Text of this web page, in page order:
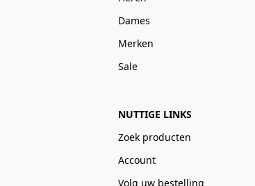
Dames
Merken
Sale
NUTTIGE LINKS
Zoek producten
Account
Volg uw bestelling